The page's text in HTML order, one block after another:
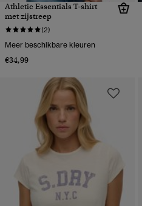
Athletic Essentials T-shirt
met zijstreep
(2)
Meer beschikbare kleuren
€34,99